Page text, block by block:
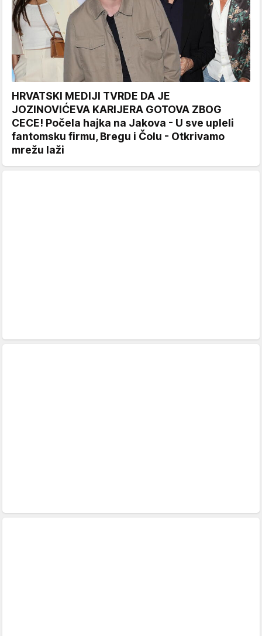
HRVATSKI MEDIJI TVRDE DA JE
JOZINOVIĆEVA KARIJERA GOTOVA ZBOG
CECE! Počela hajka na Jakova - U sve upleli
fantomsku firmu, Bregu i Čolu - Otkrivamo
mrežu laži